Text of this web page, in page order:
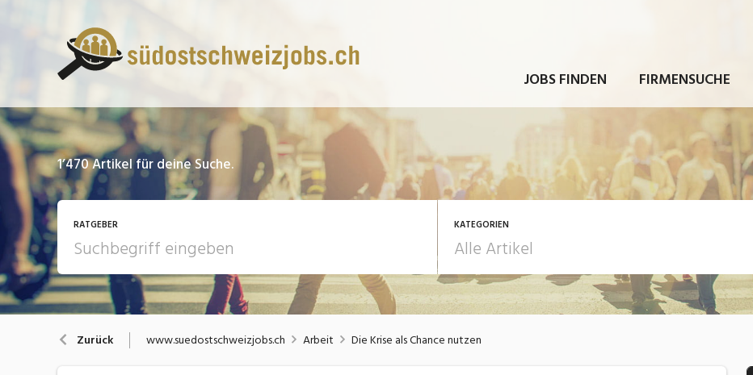
JOBS FINDEN FIRMENSUCHE
1’470Artikel für deine Suche.
RATGEBER KATEGORIEN
13 Fragen - 13 Antworten Arbeit
Ausbildung / Weiterbildung
Bewerbung / Rekrutierung
Zurück www.suedostschweizjobs.ch Arbeit Die Krise als Chance nutzen